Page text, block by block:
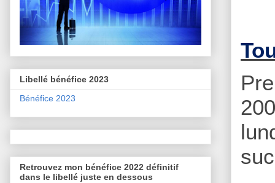
Libellé bénéfice 2023
Bénéfice 2023
Retrouvez mon bénéfice 2022 définitif
dans le libellé juste en dessous